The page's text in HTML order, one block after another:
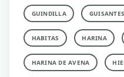
GUINDILLA GUISANTES
HABITAS HARINA
HARINA DE AVENA